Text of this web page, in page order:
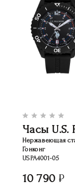
Часы U.S.
Нержавеющая
Гонконг
USPA4001-05
10 790